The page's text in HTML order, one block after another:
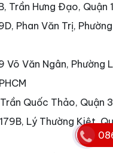
Trần Hưng Đạo, Quận
Phan Văn Trị,
Võ Văn Ngân, Phường
Quốc Thảo, Quận
Lý Thường Kiệt,